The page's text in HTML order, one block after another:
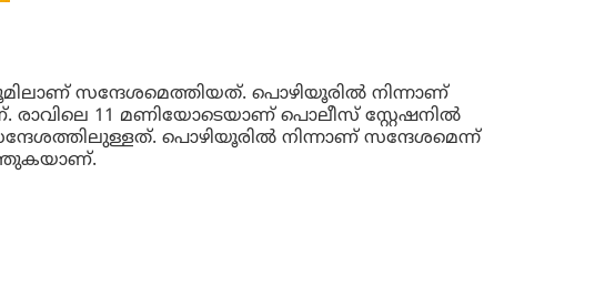
സന്ദേശമെത്തിയത്. പൊഴിയൂരിൽ നിന്നാണ്
രാവിലെ 11 മണിയോടെയാണ് പൊലീസ് സ്റ്റേഷനിൽ
പൊഴിയൂരിൽ നിന്നാണ് സന്ദേശമെന്ന്